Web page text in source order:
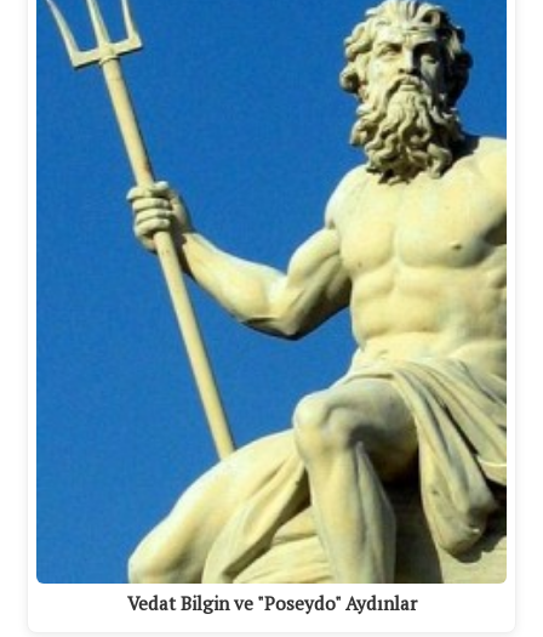
Vedat Bilgin ve "Poseydo" Aydınlar